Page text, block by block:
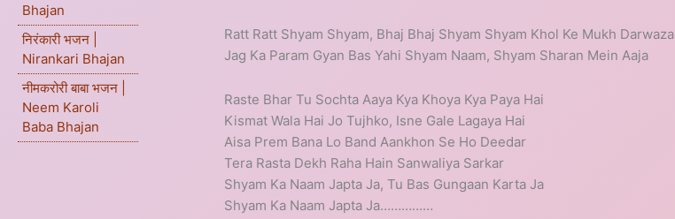
Bhajan
निरंकारी भजन |
Nirankari Bhajan
नीमकरोरी बाबा भजन |
Neem Karoli
Baba Bhajan
Ratt Ratt Shyam Shyam, Bhaj Bhaj Shyam Shyam Khol Ke Mukh Darwaza
Jag Ka Param Gyan Bas Yahi Shyam Naam, Shyam Sharan Mein Aaja
Raste Bhar Tu Sochta Aaya Kya Khoya Kya Paya Hai
Kismat Wala Hai Jo Tujhko, Isne Gale Lagaya Hai
Aisa Prem Bana Lo Band Aankhon Se Ho Deedar
Tera Rasta Dekh Raha Hain Sanwaliya Sarkar
Shyam Ka Naam Japta Ja, Tu Bas Gungaan Karta Ja
Shyam Ka Naam Japta Ja……………